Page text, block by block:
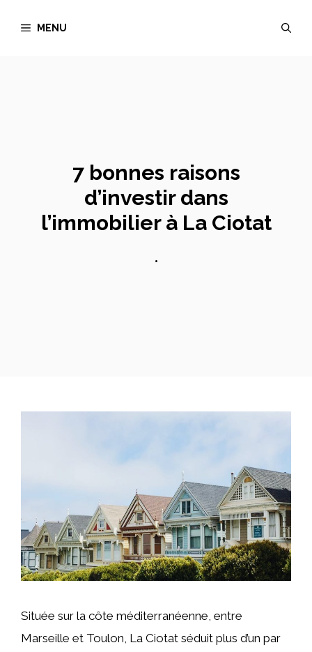
MENU
7 bonnes raisons
d’investir dans
l’immobilier à La Ciotat
•
Située sur la côte méditerranéenne, entre
Marseille et Toulon, La Ciotat séduit plus d’un par